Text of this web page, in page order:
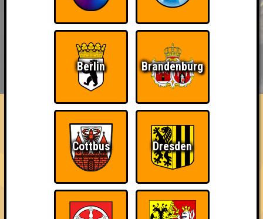
HIGHSCORE RESERVIERUNG
FAQ ÜBER UNS
Unbecunt
Errungenschaften
Kleiner Hinweis: bei uns sind Teams, die in einem Stechen
verlieren, trotzdem auf dem 1. Platz - den haben sie sich
schließlich verdient! Entsprechend gibt es für diese auch
Errungenschaften für den 1. Platz.
Berlin Brandenburg
Cottbus Dresden